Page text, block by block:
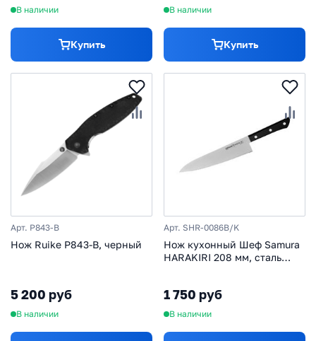
В наличии
Купить
В наличии
Купить
Арт. P843-B
Нож Ruike P843-B, черный
5 200 руб
В наличии
Арт. SHR-0086B/K
Нож кухонный Шеф Samura
HARAKIRI 208 мм, сталь
рукоять
1 750 руб
В наличии